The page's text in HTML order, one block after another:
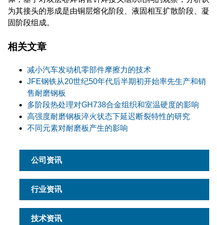
为其接头的形成是由铜层熔化阶段、液固相互扩散阶段、凝
固阶段组成。
相关文章
减小汽车发动机零部件摩擦力的技术
JFE钢铁从20世纪50年代后半期初开始率先生产和销
售耐磨钢板
多阶段热处理对GH738合金组织和室温硬度的影响
高强度耐磨钢板淬火状态下延迟断裂特性的研究
不同元素对耐磨板产生的影响
公司资讯
行业资讯
技术资讯